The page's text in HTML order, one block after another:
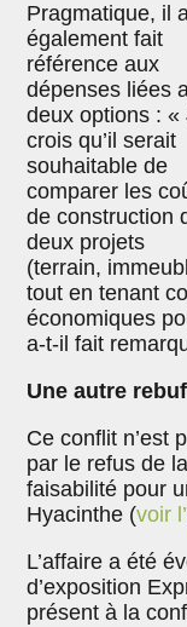
Pragmatique, il
également fait
référence aux
dépenses liées
deux options : «
crois qu’il serait
souhaitable de
comparer les
de construction
deux projets
(terrain,
tout en tenant
économiques
a-t-il fait
Une autre
Ce conflit n’est
par le refus de
faisabilité pour
Hyacinthe (voir
L’affaire a été
d’exposition
présent à la